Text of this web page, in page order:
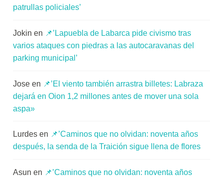
patrullas policiales’
Jokin en 📌’Lapuebla de Labarca pide civismo tras
varios ataques con piedras a las autocaravanas del
parking municipal’
Jose en 📌’El viento también arrastra billetes: Labraza
dejará en Oion 1,2 millones antes de mover una sola
aspa»
Lurdes en 📌’Caminos que no olvidan: noventa años
después, la senda de la Traición sigue llena de flores
Asun en 📌’Caminos que no olvidan: noventa años